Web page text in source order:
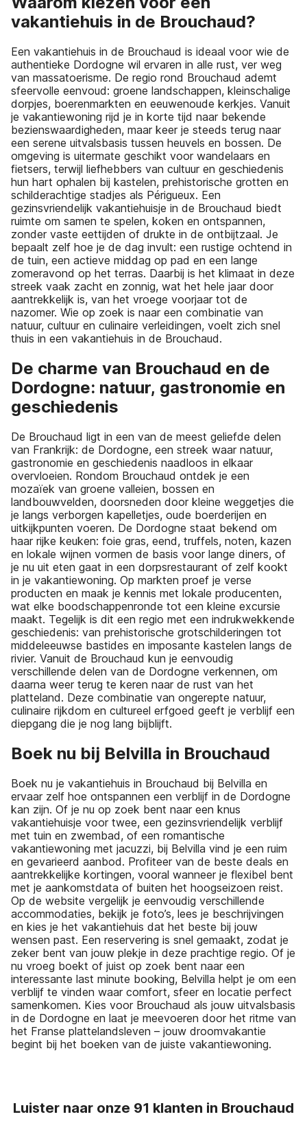
vakantiehuis in de Brouchaud?
Een vakantiehuis in de Brouchaud is ideaal voor wie de
authentieke Dordogne wil ervaren in alle rust, ver weg
van massatoerisme. De regio rond Brouchaud ademt
sfeervolle eenvoud: groene landschappen, kleinschalige
dorpjes, boerenmarkten en eeuwenoude kerkjes. Vanuit
je vakantiewoning rijd je in korte tijd naar bekende
bezienswaardigheden, maar keer je steeds terug naar
een serene uitvalsbasis tussen heuvels en bossen. De
omgeving is uitermate geschikt voor wandelaars en
fietsers, terwijl liefhebbers van cultuur en geschiedenis
hun hart ophalen bij kastelen, prehistorische grotten en
schilderachtige stadjes als Périgueux. Een
gezinsvriendelijk vakantiehuisje in de Brouchaud biedt
ruimte om samen te spelen, koken en ontspannen,
zonder vaste eettijden of drukte in de ontbijtzaal. Je
bepaalt zelf hoe je de dag invult: een rustige ochtend in
de tuin, een actieve middag op pad en een lange
zomeravond op het terras. Daarbij is het klimaat in deze
streek vaak zacht en zonnig, wat het hele jaar door
aantrekkelijk is, van het vroege voorjaar tot de
nazomer. Wie op zoek is naar een combinatie van
natuur, cultuur en culinaire verleidingen, voelt zich snel
thuis in een vakantiehuis in de Brouchaud.
De charme van Brouchaud en de
Dordogne: natuur, gastronomie en
geschiedenis
De Brouchaud ligt in een van de meest geliefde delen
van Frankrijk: de Dordogne, een streek waar natuur,
gastronomie en geschiedenis naadloos in elkaar
overvloeien. Rondom Brouchaud ontdek je een
mozaïek van groene valleien, bossen en
landbouwvelden, doorsneden door kleine weggetjes die
je langs verborgen kapelletjes, oude boerderijen en
uitkijkpunten voeren. De Dordogne staat bekend om
haar rijke keuken: foie gras, eend, truffels, noten, kazen
en lokale wijnen vormen de basis voor lange diners, of
je nu uit eten gaat in een dorpsrestaurant of zelf kookt
in je vakantiewoning. Op markten proef je verse
producten en maak je kennis met lokale producenten,
wat elke boodschappenronde tot een kleine excursie
maakt. Tegelijk is dit een regio met een indrukwekkende
geschiedenis: van prehistorische grotschilderingen tot
middeleeuwse bastides en imposante kastelen langs de
rivier. Vanuit de Brouchaud kun je eenvoudig
verschillende delen van de Dordogne verkennen, om
daarna weer terug te keren naar de rust van het
platteland. Deze combinatie van ongerepte natuur,
culinaire rijkdom en cultureel erfgoed geeft je verblijf een
diepgang die je nog lang bijblijft.
Boek nu bij Belvilla in Brouchaud
Boek nu je vakantiehuis in Brouchaud bij Belvilla en
ervaar zelf hoe ontspannen een verblijf in de Dordogne
kan zijn. Of je nu op zoek bent naar een knus
vakantiehuisje voor twee, een gezinsvriendelijk verblijf
met tuin en zwembad, of een romantische
vakantiewoning met jacuzzi, bij Belvilla vind je een ruim
en gevarieerd aanbod. Profiteer van de beste deals en
aantrekkelijke kortingen, vooral wanneer je flexibel bent
met je aankomstdata of buiten het hoogseizoen reist.
Op de website vergelijk je eenvoudig verschillende
accommodaties, bekijk je foto’s, lees je beschrijvingen
en kies je het vakantiehuis dat het beste bij jouw
wensen past. Een reservering is snel gemaakt, zodat je
zeker bent van jouw plekje in deze prachtige regio. Of je
nu vroeg boekt of juist op zoek bent naar een
interessante last minute booking, Belvilla helpt je om een
verblijf te vinden waar comfort, sfeer en locatie perfect
samenkomen. Kies voor Brouchaud als jouw uitvalsbasis
in de Dordogne en laat je meevoeren door het ritme van
het Franse plattelandsleven – jouw droomvakantie
begint bij het boeken van de juiste vakantiewoning.
Luister naar onze 91 klanten in Brouchaud